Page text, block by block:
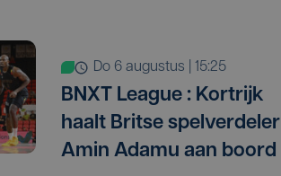
do 6 augustus | 15:25
BNXT League : Kortrijk
haalt Britse spelverdeler
Amin Adamu aan boord